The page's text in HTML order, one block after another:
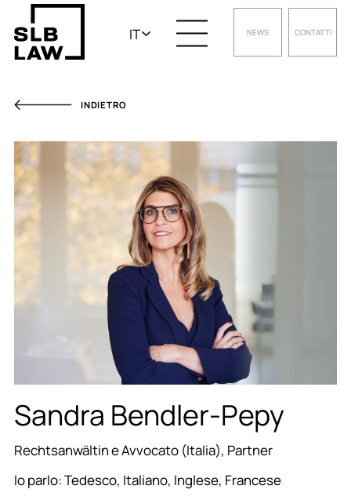
IT NEWS CONTATTI
INDIETRO
Sandra Bendler-Pepy
Rechtsanwältin e Avvocato (Italia), Partner
Io parlo: Tedesco, Italiano, Inglese, Francese